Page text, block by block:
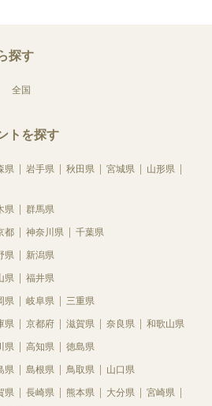
探す
全国
トを探す
県 岩手県 秋田県 宮城県
山形県
県 群馬県
都 神奈川県 千葉県
県 新潟県
県 福井県
県 岐阜県 三重県
県 京都府 滋賀県 奈良県 和歌山県
県 高知県 徳島県
県 島根県 鳥取県 山口県
県 長崎県 熊本県 大分県
宮崎県